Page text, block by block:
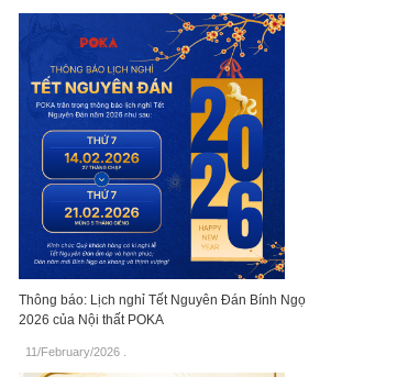
Thông báo: Lịch nghỉ Tết Nguyên Đán Bính Ngọ
2026 của Nội thất POKA
11/February/2026.